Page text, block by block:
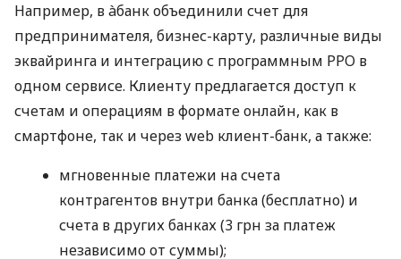
Например, в àбанк объединили счет для
предпринимателя, бизнес-карту, различные виды
эквайринга и интеграцию с программным РРО в
одном сервисе. Клиенту предлагается доступ к
счетам и операциям в формате онлайн, как в
смартфоне, так и через web клиент-банк, а также:
мгновенные платежи на счета
контрагентов внутри банка (бесплатно) и
счета в других банках (3 грн за платеж
независимо от суммы);